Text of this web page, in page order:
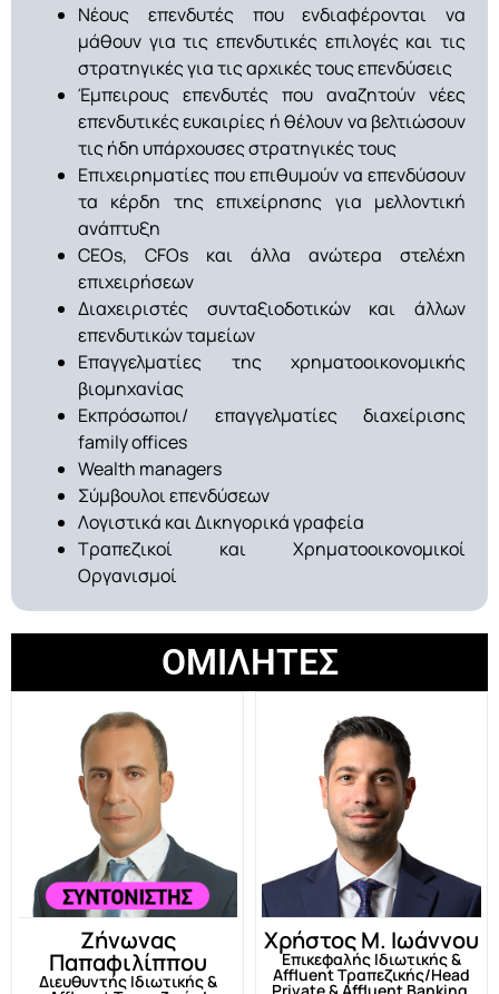
Νέους επενδυτές που ενδιαφέρονται να
μάθουν για τις επενδυτικές επιλογές και τις
στρατηγικές για τις αρχικές τους επενδύσεις
Έμπειρους επενδυτές που αναζητούν νέες
επενδυτικές ευκαιρίες ή θέλουν να βελτιώσουν
τις ήδη υπάρχουσες στρατηγικές τους
Επιχειρηματίες που επιθυμούν να επενδύσουν
τα κέρδη της επιχείρησης για μελλοντική
ανάπτυξη
CEOs, CFOs και άλλα ανώτερα στελέχη
επιχειρήσεων
Διαχειριστές συνταξιοδοτικών και άλλων
επενδυτικών ταμείων
Επαγγελματίες της χρηματοοικονομικής
βιομηχανίας
Εκπρόσωποι/ επαγγελματίες διαχείρισης
family offices
Wealth managers
Σύμβουλοι επενδύσεων
Λογιστικά και Δικηγορικά γραφεία
Τραπεζικοί και Χρηματοοικονομικοί
Οργανισμοί
ΟΜΙΛΗΤΕΣ
Ζήνωνας
Παπαφιλίππου
Διευθυντής Ιδιωτικής &
Χρήστος Μ. Ιωάννου
Επικεφαλής Ιδιωτικής &
Affluent Τραπεζικής/Head